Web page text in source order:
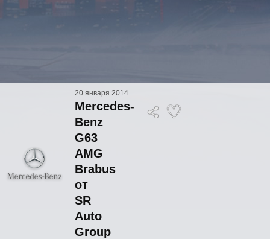
20 января 2014
Mercedes-
Benz
G63
AMG
Brabus
от
SR
Auto
Group